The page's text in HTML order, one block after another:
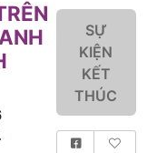
SỰ
KIỆN
KẾT
THÚC